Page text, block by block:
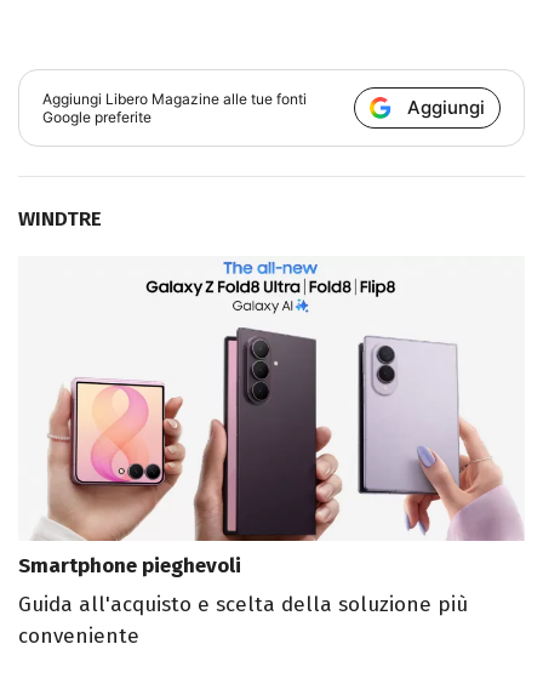
Aggiungi Libero Magazine alle tue fonti
Google preferite
Aggiungi
WINDTRE
Smartphone pieghevoli
Guida all'acquisto e scelta della soluzione più
conveniente